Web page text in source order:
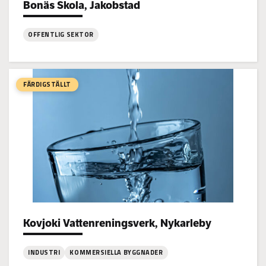
Bonäs Skola, Jakobstad
Project types:
OFFENTLIG SEKTOR
Bonäs
Skola,
Jakobstad
FÄRDIGSTÄLLT
Kovjoki Vattenreningsverk, Nykarleby
Project types:
INDUSTRI KOMMERSIELLA BYGGNADER